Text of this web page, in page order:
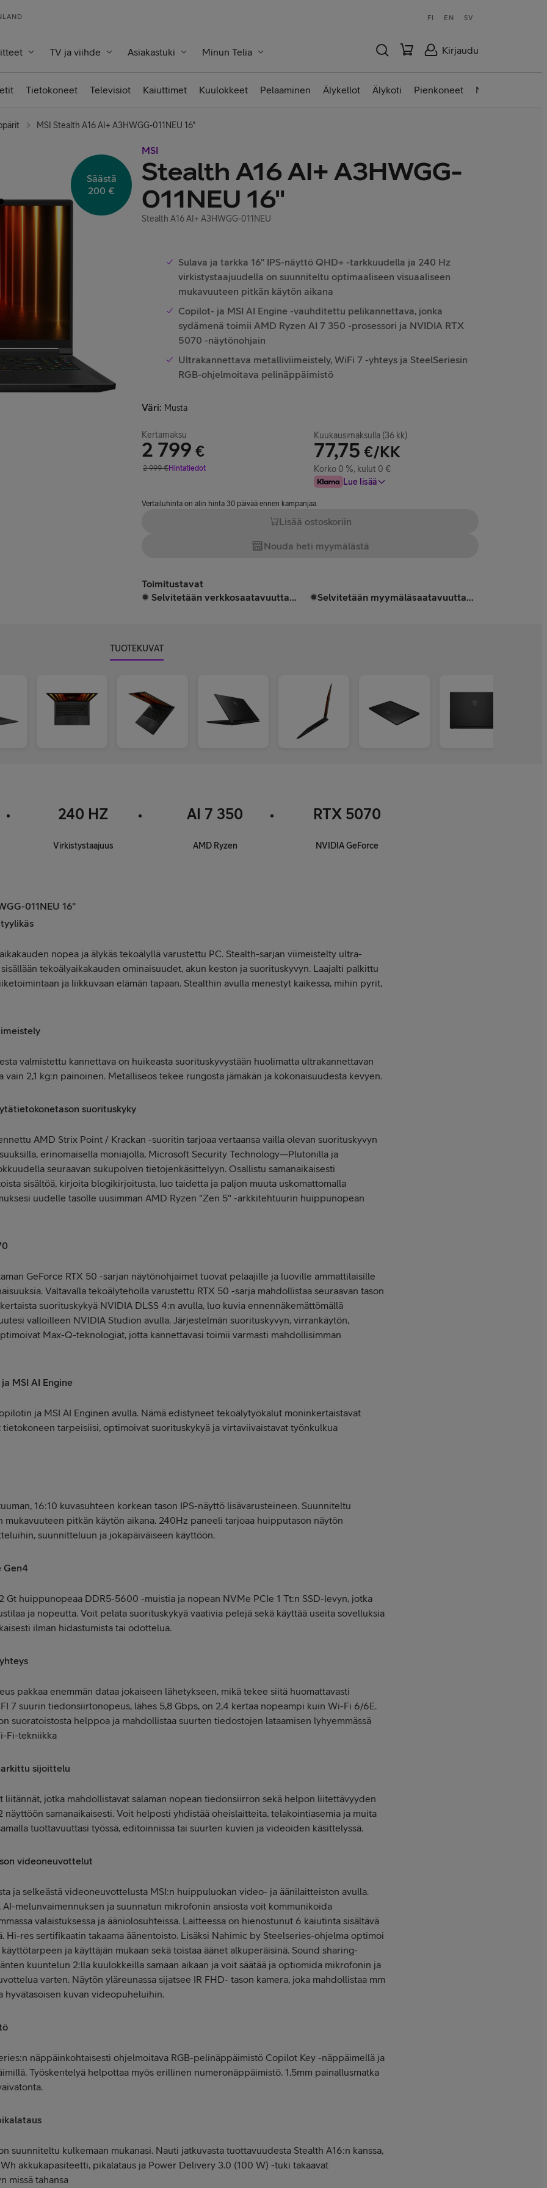
FI EN SV
TV ja viihde Asiakastuki Minun Telia Kirjaudu
Tietokoneet Televisiot Kaiuttimet Kuulokkeet Pelaaminen Älykellot Älykoti Pienkoneet Nettilaitteet
MSI Stealth A16 AI+ A3HWGG-011NEU 16"
Säästä
200 €
MSI
Stealth A16 AI+ A3HWGG-
011NEU 16"
Stealth A16 AI+ A3HWGG-011NEU
Sulava ja tarkka 16" IPS-näyttö QHD+ -tarkkuudella ja 240 Hz
virkistystaajuudella on suunniteltu optimaaliseen visuaaliseen
mukavuuteen pitkän käytön aikana
Copilot- ja MSI AI Engine -vauhditettu pelikannettava, jonka
sydämenä toimii AMD Ryzen AI 7 350 -prosessori ja NVIDIA RTX
5070 -näytönohjain
Ultrakannettava metalliviimeistely, WiFi 7 -yhteys ja SteelSeriesin
RGB-ohjelmoitava pelinäppäimistö
Väri: Musta
Kertamaksu
2 799 €
Hinta 2 799 €
2 999€
Vertailuhinta 2 999 €
Hintatiedot
Kuukausimaksulla (36 kk)
77,75 €/KK
Korko 0 %, kulut 0 €
Lue lisää
Vertailuhinta on alin hinta 30 päivää ennen kampanjaa.
Lisää ostoskoriin
Nouda heti myymälästä
Toimitustavat
Selvitetään verkkosaatavuutta...
Selvitetään myymäläsaatavuutta...
TUOTEKUVAT
240 HZ
Virkistystaajuus
AI 7 350
AMD Ryzen
RTX 5070
NVIDIA GeForce
011NEU 16"
nopea ja älykäs tekoälyllä varustettu PC. Stealth-sarjan viimeistelty ultra-
tekoälyaikakauden ominaisuudet, akun keston ja suorituskyvyn. Laajalti palkittu
ja liikkuvaan elämän tapaan. Stealthin avulla menestyt kaikessa, mihin pyrit,
valmistettu kannettava on huikeasta suorituskyvystään huolimatta ultrakannettavan
vain 2,1 kg:n painoinen. Metalliseos tekee rungosta jämäkän ja kokonaisuudesta kevyen.
suorituskyky
AMD Strix Point / Krackan -suoritin tarjoaa vertaansa vailla olevan suorituskyvyn
erinomaisella moniajolla, Microsoft Security Technology—Plutonilla ja
seuraavan sukupolven tietojenkäsittelyyn. Osallistu samanaikaisesti
sisältöä, kirjoita blogikirjoitusta, luo taidetta ja paljon muuta uskomattomalla
uudelle tasolle uusimman AMD Ryzen "Zen 5" -arkkitehtuurin huippunopean
GeForce RTX 50 -sarjan näytönohjaimet tuovat pelaajille ja luoville ammattilaisille
Valtavalla tekoälyteholla varustettu RTX 50 -sarja mahdollistaa seuraavan tason
suorituskykyä NVIDIA DLSS 4:n avulla, luo kuvia ennennäkemättömällä
valloilleen NVIDIA Studion avulla. Järjestelmän suorituskyvyn, virrankäytön,
Max-Q-teknologiat, jotta kannettavasi toimii varmasti mahdollisimman
MSI AI Engine
ja MSI AI Enginen avulla. Nämä edistyneet tekoälytyökalut moninkertaistavat
tarpeisiisi, optimoivat suorituskykyä ja virtaviivaistavat työnkulkua
16:10 kuvasuhteen korkean tason IPS-näyttö lisävarusteineen. Suunniteltu
mukavuuteen pitkän käytön aikana. 240Hz paneeli tarjoaa huipputason näytön
suunnitteluun ja jokapäiväiseen käyttöön.
Gen4
Gt huippunopeaa DDR5-5600 -muistia ja nopean NVMe PCIe 1 Tt:n SSD-levyn, jotka
ja nopeutta. Voit pelata suorituskykyä vaativia pelejä sekä käyttää useita sovelluksia
ilman hidastumista tai odottelua.
pakkaa enemmän dataa jokaiseen lähetykseen, mikä tekee siitä huomattavasti
7 suurin tiedonsiirtonopeus, lähes 5,8 Gbps, on 2,4 kertaa nopeampi kuin Wi-Fi 6/6E.
suoratoistosta helppoa ja mahdollistaa suurten tiedostojen lataamisen lyhyemmässä
Fi-tekniikka
sijoittelu
liitännät, jotka mahdollistavat salaman nopean tiedonsiirron sekä helpon liitettävyyden
samanaikaisesti. Voit helposti yhdistää oheislaitteita, telakointiasemia ja muita
tuottavuuttasi työssä, editoinnissa tai suurten kuvien ja videoiden käsittelyssä.
videoneuvottelut
ja selkeästä videoneuvottelusta MSI:n huippuluokan video- ja äänilaitteiston avulla.
melunvaimennuksen ja suunnatun mikrofonin ansiosta voit kommunikoida
valaistuksessa ja ääniolosuhteissa. Laitteessa on hienostunut 6 kaiutinta sisältävä
Hi-res sertifikaatin takaama äänentoisto. Lisäksi Nahimic by Steelseries-ohjelma optimoi
ja käyttäjän mukaan sekä toistaa äänet alkuperäisinä. Sound sharing-
kuuntelun 2:lla kuulokkeilla samaan aikaan ja voit säätää ja optiomida mikrofonin ja
varten. Näytön yläreunassa sijatsee IR FHD- tason kamera, joka mahdollistaa mm
hyvätasoisen kuvan videopuheluihin.
näppäinkohtaisesti ohjelmoitava RGB-pelinäppäimistö Copilot Key -näppäimellä ja
Työskentelyä helpottaa myös erillinen numeronäppäimistö. 1,5mm painallusmatka
suunniteltu kulkemaan mukanasi. Nauti jatkuvasta tuottavuudesta Stealth A16:n kanssa,
akkukapasiteetti, pikalataus ja Power Delivery 3.0 (100 W) -tuki takaavat
missä tahansa